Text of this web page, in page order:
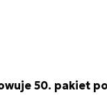
50. pakiet